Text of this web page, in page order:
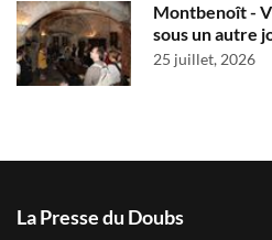
Montbenoît -
sous un autre
25 juillet, 2026
La Presse du Doubs